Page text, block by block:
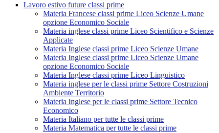
Lavoro estivo future classi prime
Materia Francese classi prime Liceo Scienze Umane
opzione Economico Sociale
Materia inglese classi prime Liceo Scientifico e Scienze
Applicate
Materia Inglese classi prime Liceo Scienze Umane
Materia Inglese classi prime Liceo Scienze Umane
opzione Economico Sociale
Materia Inglese classi prime Liceo Linguistico
Materia inglese per le classi prime Settore Costruzioni
Ambiente Territorio
Materia Inglese per le classi prime Settore Tecnico
Economico
Materia Italiano per tutte le classi prime
Materia Matematica per tutte le classi prime